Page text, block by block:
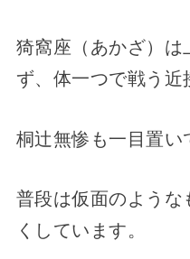
猗窩座（あかざ）は
ず、体一つで戦う近
桐辻無惨も一目置い
普段は仮面のよう
くしています。